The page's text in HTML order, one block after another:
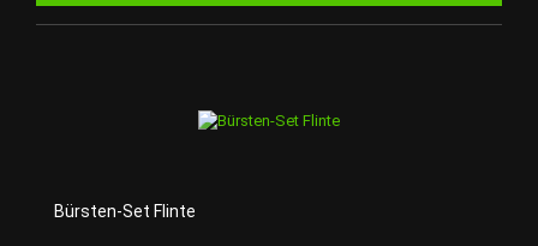
Bürsten-Set Flinte